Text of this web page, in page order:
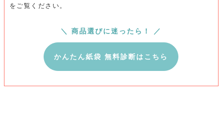
をご覧ください。
＼ 商品選びに迷ったら！ ／
かんたん紙袋 無料診断はこちら